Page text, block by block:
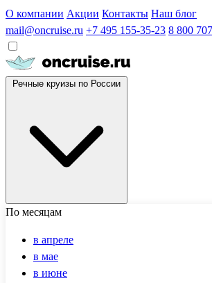
О компании Акции Контакты Наш блог
mail@oncruise.ru +7 495 155-35-23 8 800
По месяцам
в апреле
в мае
в июне